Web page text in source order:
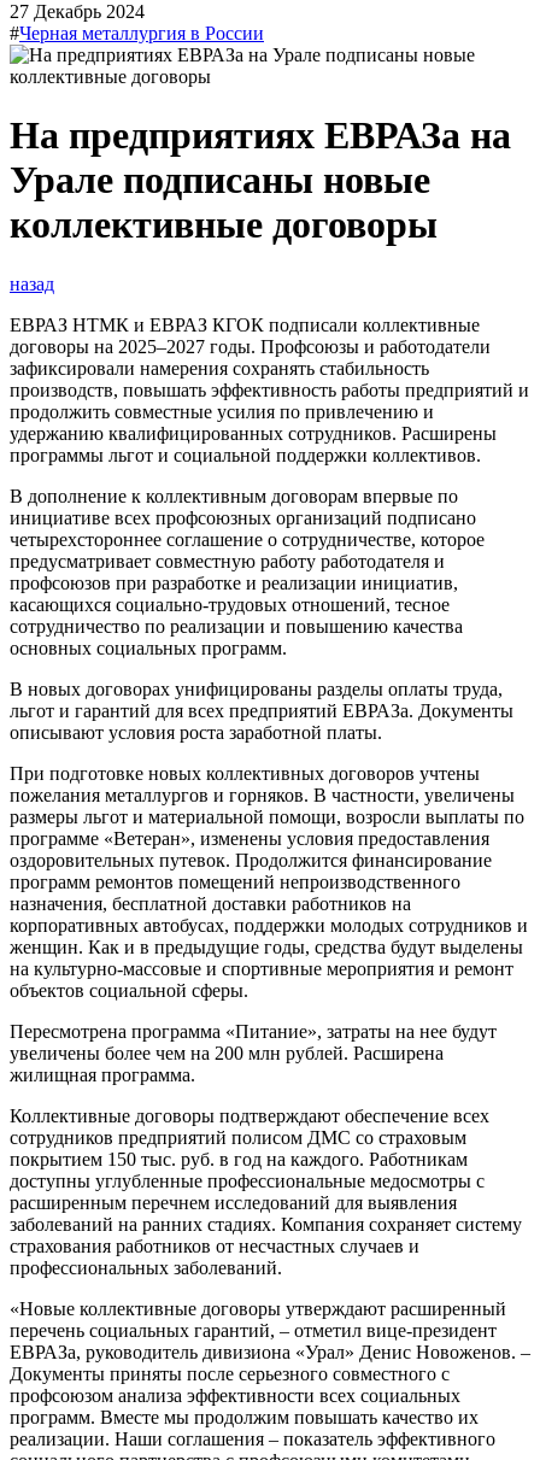
27 Декабрь 2024
#Черная металлургия в России
На предприятиях ЕВРАЗа на
Урале подписаны новые
коллективные договоры
назад
ЕВРАЗ НТМК и ЕВРАЗ КГОК подписали коллективные
договоры на 2025–2027 годы. Профсоюзы и работодатели
зафиксировали намерения сохранять стабильность
производств, повышать эффективность работы предприятий и
продолжить совместные усилия по привлечению и
удержанию квалифицированных сотрудников. Расширены
программы льгот и социальной поддержки коллективов.
В дополнение к коллективным договорам впервые по
инициативе всех профсоюзных организаций подписано
четырехстороннее соглашение о сотрудничестве, которое
предусматривает совместную работу работодателя и
профсоюзов при разработке и реализации инициатив,
касающихся социально-трудовых отношений, тесное
сотрудничество по реализации и повышению качества
основных социальных программ.
В новых договорах унифицированы разделы оплаты труда,
льгот и гарантий для всех предприятий ЕВРАЗа. Документы
описывают условия роста заработной платы.
При подготовке новых коллективных договоров учтены
пожелания металлургов и горняков. В частности, увеличены
размеры льгот и материальной помощи, возросли выплаты по
программе «Ветеран», изменены условия предоставления
оздоровительных путевок. Продолжится финансирование
программ ремонтов помещений непроизводственного
назначения, бесплатной доставки работников на
корпоративных автобусах, поддержки молодых сотрудников и
женщин. Как и в предыдущие годы, средства будут выделены
на культурно-массовые и спортивные мероприятия и ремонт
объектов социальной сферы.
Пересмотрена программа «Питание», затраты на нее будут
увеличены более чем на 200 млн рублей. Расширена
жилищная программа.
Коллективные договоры подтверждают обеспечение всех
сотрудников предприятий полисом ДМС со страховым
покрытием 150 тыс. руб. в год на каждого. Работникам
доступны углубленные профессиональные медосмотры с
расширенным перечнем исследований для выявления
заболеваний на ранних стадиях. Компания сохраняет систему
страхования работников от несчастных случаев и
профессиональных заболеваний.
«Новые коллективные договоры утверждают расширенный
перечень социальных гарантий, – отметил вице-президент
ЕВРАЗа, руководитель дивизиона «Урал» Денис Новоженов. –
Документы приняты после серьезного совместного с
профсоюзом анализа эффективности всех социальных
программ. Вместе мы продолжим повышать качество их
реализации. Наши соглашения – показатель эффективного